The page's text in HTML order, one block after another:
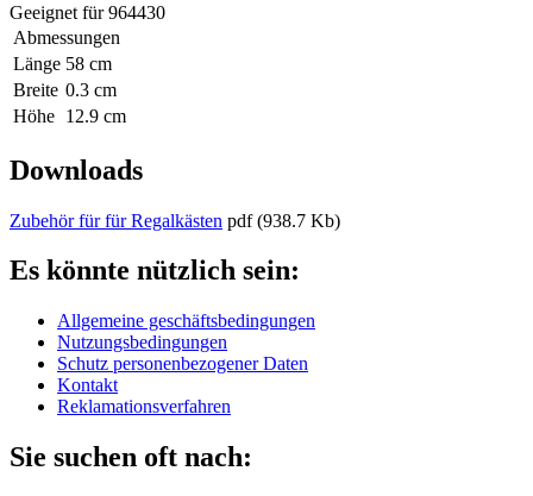
Geeignet für 964430
Abmessungen
Länge 58 cm
Breite 0.3 cm
Höhe 12.9 cm
Downloads
Zubehör für für Regalkästen pdf (938.7 Kb)
Es könnte nützlich sein:
Allgemeine geschäftsbedingungen
Nutzungsbedingungen
Schutz personenbezogener Daten
Kontakt
Reklamationsverfahren
Sie suchen oft nach: